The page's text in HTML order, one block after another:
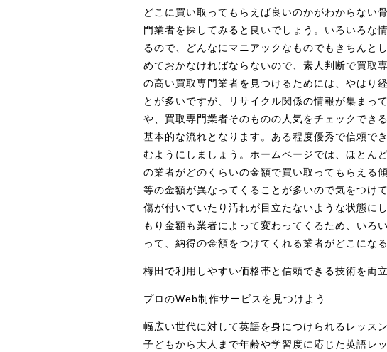
どこに買い取ってもらえば良いのかがわからない
門業者を探してみると良いでしょう。いろいろな
るので、どんなにマニアックなものでもきちんと
めておかなければならないので、素人判断で買取
の高い買取専門業者を見つけるためには、やはり
とが多いですが、リサイクル関係の情報が集まっ
や、買取専門業者そのものの人気をチェックでき
基本的な流れとなります。ある程度優秀で信頼で
むようにしましょう。ホームページでは、ほとん
の業者がどのくらいの金額で買い取ってもらえる
等の金額が異なってくることが多いので気をつけ
傷が付いていたり汚れが目立たないような状態に
もり金額も業者によって変わってくるため、いろ
って、納得の金額をつけてくれる業者がどこにな
梅田で利用しやすい価格帯と信頼できる技術を両
プロのWeb制作サービスを見つけよう
幅広い世代に対して英語を身につけられるレッスン
子どもから大人まで年齢や学習度に応じた英語レ